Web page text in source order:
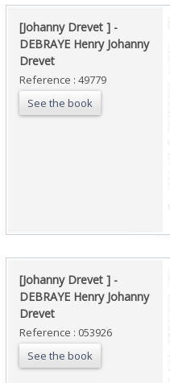
‎[Johanny Drevet ] - ‎
‎DEBRAYE Henry Johanny
Drevet ‎
Reference : 49779
See the book
‎[Johanny Drevet ] - ‎
‎DEBRAYE Henry Johanny
Drevet ‎
Reference : 053926
See the book